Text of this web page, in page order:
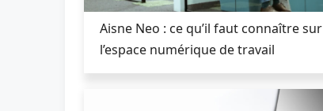
Aisne Neo : ce qu’il faut connaître sur
l’espace numérique de travail